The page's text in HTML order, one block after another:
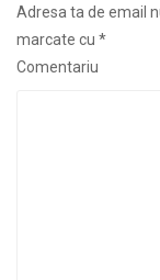
Adresa ta de email
marcate cu *
Comentariu